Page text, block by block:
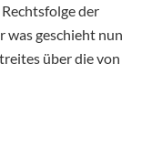
der
was geschieht nun
über die von